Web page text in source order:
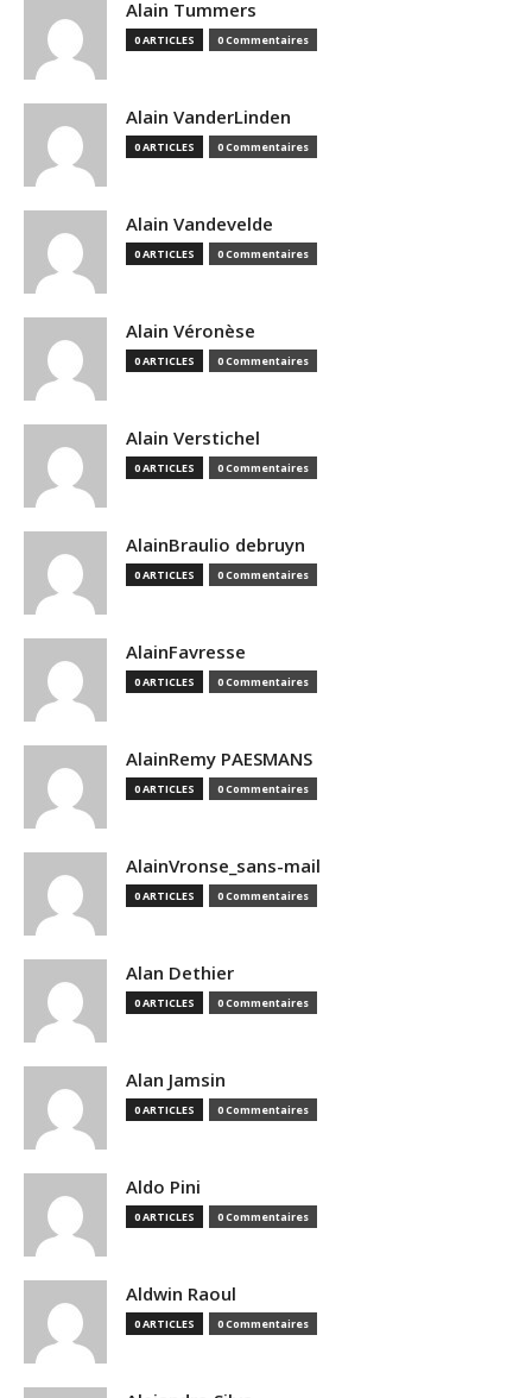
Alain Tummers
0 ARTICLES 0 Commentaires
Alain VanderLinden
0 ARTICLES 0 Commentaires
Alain Vandevelde
0 ARTICLES 0 Commentaires
Alain Véronèse
0 ARTICLES 0 Commentaires
Alain Verstichel
0 ARTICLES 0 Commentaires
AlainBraulio debruyn
0 ARTICLES 0 Commentaires
AlainFavresse
0 ARTICLES 0 Commentaires
AlainRemy PAESMANS
0 ARTICLES 0 Commentaires
AlainVronse_sans-mail
0 ARTICLES 0 Commentaires
Alan Dethier
0 ARTICLES 0 Commentaires
Alan Jamsin
0 ARTICLES 0 Commentaires
Aldo Pini
0 ARTICLES 0 Commentaires
Aldwin Raoul
0 ARTICLES 0 Commentaires